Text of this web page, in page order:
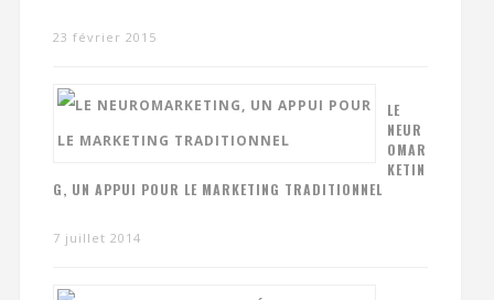
23 février 2015
LE
NEUR
OMAR
KETIN
G, UN APPUI POUR LE MARKETING TRADITIONNEL
7 juillet 2014